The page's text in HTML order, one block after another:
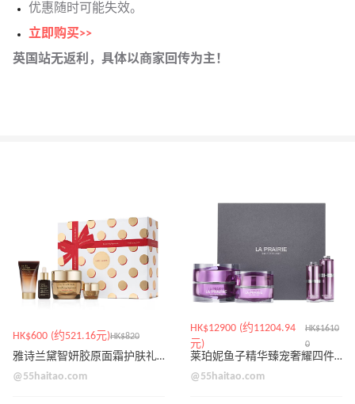
优惠随时可能失效。
立即购买>>
英国站无返利，具体以商家回传为主！
HK$600 (约521.16元)HK$820
雅诗兰黛智妍胶原面霜护肤礼盒
@55haitao.com
HK$12900 (约11204.94
元)
HK$1610
0
莱珀妮鱼子精华臻宠奢耀四件套礼盒
@55haitao.com